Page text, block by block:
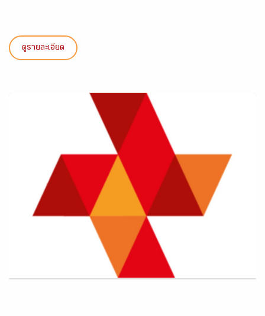
ดูรายละเอียด